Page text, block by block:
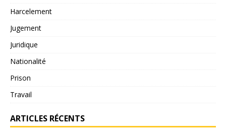
Harcelement
Jugement
Juridique
Nationalité
Prison
Travail
ARTICLES RÉCENTS